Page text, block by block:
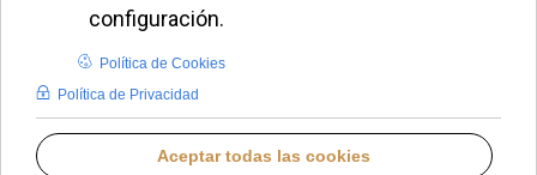
la vida y el fin del
aborto